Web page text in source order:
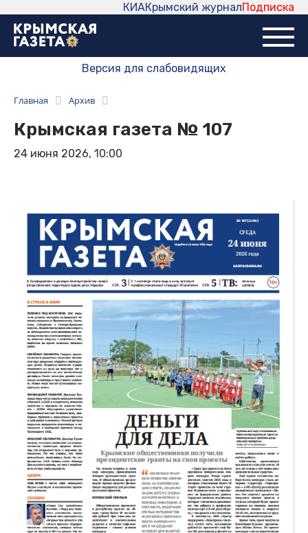
Подписка
Крымский журнал
КИА
Версия для слабовидящих
Главная Архив
Крымская газета № 107
24 июня 2026, 10:00